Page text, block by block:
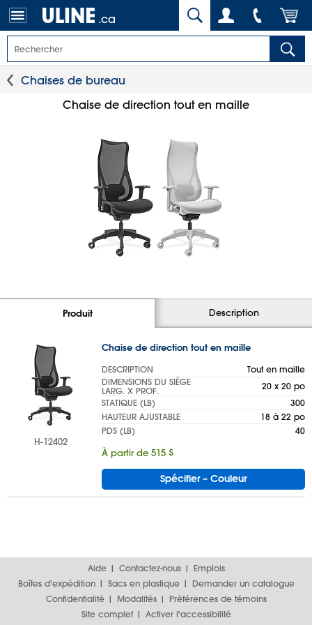
.ca
Chaises de bureau
Chaise de direction tout en maille
Produit Description
H-12402
Chaise de direction tout en maille
DESCRIPTION
Tout en maille
DIMENSIONS DU SIÈGE
LARG. X PROF.
20 x 20 po
STATIQUE (LB)
300
HAUTEUR AJUSTABLE
18 à 22 po
PDS (LB)
40
À partir de 515 $
Spécifier – Couleur
Aide Contactez-nous
Emplois
Boîtes d'expédition
Sacs en plastique
Demander un catalogue
Confidentialité
Modalités
Préférences de témoins
Site complet
Activer l'accessibilité